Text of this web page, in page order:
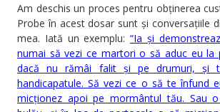
Am deschis un proces pentru obținerea
Probe în acest dosar sunt și conversațiile
mea. Iată un exemplu:“Ia și
numai să vezi ce martori o să aduc eu la
dacă nu rămâi falit și pe drumuri, și
handicapatule. Să vezi ce o să te înfund
micționez apoi pe mormântul tău. Sau